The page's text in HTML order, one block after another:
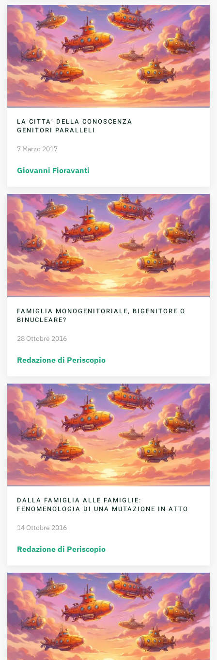
LA CITTA’ DELLA CONOSCENZA
GENITORI PARALLELI
7 Marzo 2017
Giovanni Fioravanti
FAMIGLIA MONOGENITORIALE, BIGENITORE O
BINUCLEARE?
28 Ottobre 2016
Redazione di Periscopio
DALLA FAMIGLIA ALLE FAMIGLIE:
FENOMENOLOGIA DI UNA MUTAZIONE IN ATTO
14 Ottobre 2016
Redazione di Periscopio